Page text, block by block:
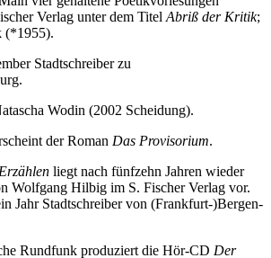
Verlag unter dem Titel Abriß der Kritik;
(*1955).
Stadtschreiber zu
Wodin (2002 Scheidung).
der Roman Das Provisorium.
liegt nach fünfzehn Jahren wieder
Wolfgang Hilbig im S. Fischer Verlag vor.
Jahr Stadtschreiber von (Frankfurt-)Bergen-
Rundfunk produziert die Hör-CD Der